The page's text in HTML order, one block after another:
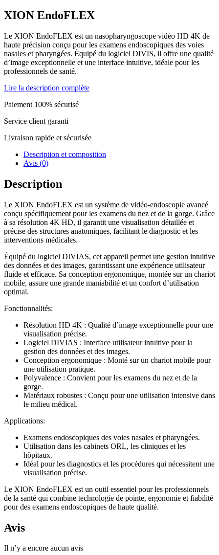
XION EndoFLEX
Le XION EndoFLEX est un nasopharyngoscope vidéo HD 4K de
haute précision conçu pour les examens endoscopiques des voies
nasales et pharyngées. Équipé du logiciel DIVIS, il offre une qualité
d’image exceptionnelle et une interface intuitive, idéale pour les
professionnels de santé.
Lire la description complète
Paiement 100% sécurisé
Service client garanti
Livraison rapide et sécurisée
Description et composition
Avis (0)
Description
Le XION EndoFLEX est un système de vidéo-endoscopie avancé
conçu spécifiquement pour les examens du nez et de la gorge. Grâce
à sa résolution 4K HD, il garantit une visualisation détaillée et
précise des structures anatomiques, facilitant le diagnostic et les
interventions médicales.
Équipé du logiciel DIVIAS, cet appareil permet une gestion intuitive
des données et des images, garantissant une expérience utilisateur
fluide et efficace. Sa conception ergonomique, montée sur un chariot
mobile, assure une grande maniabilité et un confort d’utilisation
optimal.
Fonctionnalités:
Résolution HD 4K : Qualité d’image exceptionnelle pour une
visualisation précise.
Logiciel DIVIAS : Interface utilisateur intuitive pour la
gestion des données et des images.
Conception ergonomique : Monté sur un chariot mobile pour
une utilisation pratique.
Polyvalence : Convient pour les examens du nez et de la
gorge.
Matériaux robustes : Conçu pour une utilisation intensive dans
le milieu médical.
Applications:
Examens endoscopiques des voies nasales et pharyngées.
Utilisation dans les cabinets ORL, les cliniques et les
hôpitaux.
Idéal pour les diagnostics et les procédures qui nécessitent une
visualisation précise.
Le XION EndoFLEX est un outil essentiel pour les professionnels
de la santé qui combine technologie de pointe, ergonomie et fiabilité
pour des examens endoscopiques de haute qualité.
Avis
Il n’y a encore aucun avis